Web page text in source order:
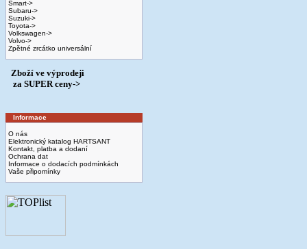
Smart->
Subaru->
Suzuki->
Toyota->
Volkswagen->
Volvo->
Zpětné zrcátko universální
Zboží ve výprodeji
­ za SUPER ceny->
Informace
O nás
Elektronický katalog HARTSANT
Kontakt, platba a dodaní
Ochrana dat
Informace o dodacích podmínkách
Vaše připomínky